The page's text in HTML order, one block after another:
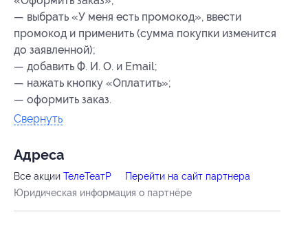
— выбрать «У меня есть промокод», ввести
промокод и применить (сумма покупки изменится
до заявленной);
— добавить Ф. И. О. и Email;
— нажать кнопку «Оплатить»;
— оформить заказ.
Свернуть
Адресa
Все акции ТелеТеатР
Перейти на сайт партнера
Юридическая информация о партнёре